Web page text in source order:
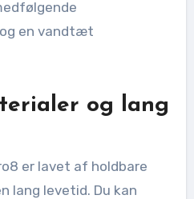
en vandtæt
og lang
er lavet af holdbare
lang levetid. Du kan